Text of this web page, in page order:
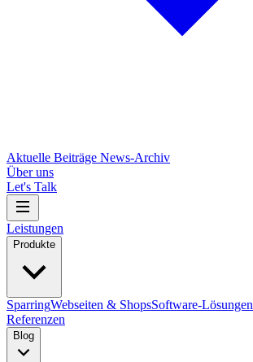
Aktuelle Beiträge News-Archiv
Über uns
Let's Talk
Leistungen
Produkte
SparringWebseiten & ShopsSoftware-Lösungen
Referenzen
Blog